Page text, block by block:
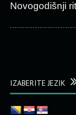
Novogodišnji
IZABERITE JEZIK